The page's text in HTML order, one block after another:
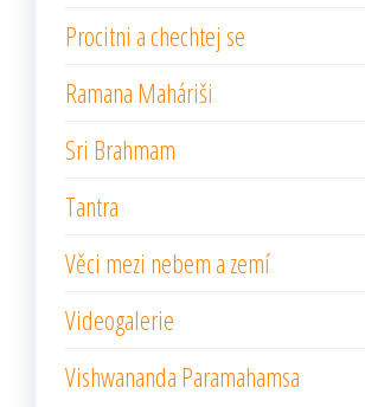
Procitni a chechtej se
Ramana Maháriši
Sri Brahmam
Tantra
Věci mezi nebem a zemí
Videogalerie
Vishwananda Paramahamsa